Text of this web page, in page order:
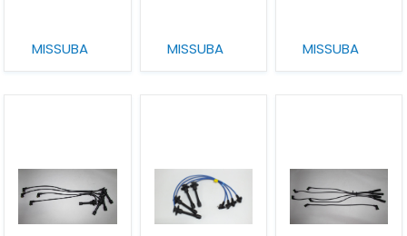
MISSUBA MISSUBA MISSUBA